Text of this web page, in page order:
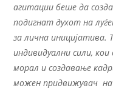
агитации беше да
подигнат духот на
за лична иницијатива.
индивидуални сили,
морал и создавање
можен придвижувач